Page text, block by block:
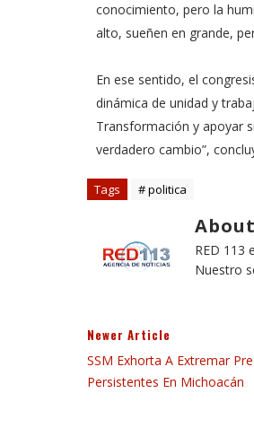
conocimiento, pero la
alto, sueñen en grande,
En ese sentido, el
dinámica de unidad y
Transformación y apoyar
verdadero cambio”,
Tags # politica
About
RED 113
Nuestro
Newer Article
SSM Exhorta A Extremar
Persistentes En Michoacán